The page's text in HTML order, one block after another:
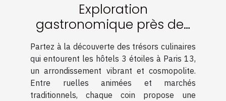
Exploration
gastronomique près des
hôtels 3 étoiles à Paris 13
Partez à la découverte des trésors culinaires
qui entourent les hôtels 3 étoiles à Paris 13,
un arrondissement vibrant et cosmopolite.
Entre ruelles animées et marchés
traditionnels, chaque coin propose une